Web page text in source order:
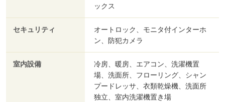
ックス
セキュリティ
オートロック、モニタ付インターホ
ン、防犯カメラ
室内設備
冷房、暖房、エアコン、洗濯機置
場、洗面所、フローリング、シャン
プードレッサ、衣類乾燥機、洗面所
独立、室内洗濯機置き場